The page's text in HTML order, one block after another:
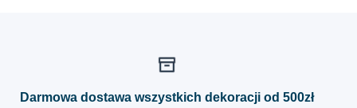
Darmowa dostawa wszystkich dekoracji od 500zł